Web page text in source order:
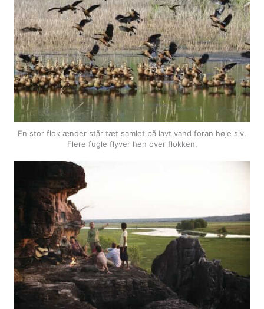
En stor flok ænder står tæt samlet på lavt vand foran høje siv.
Flere fugle flyver hen over flokken.